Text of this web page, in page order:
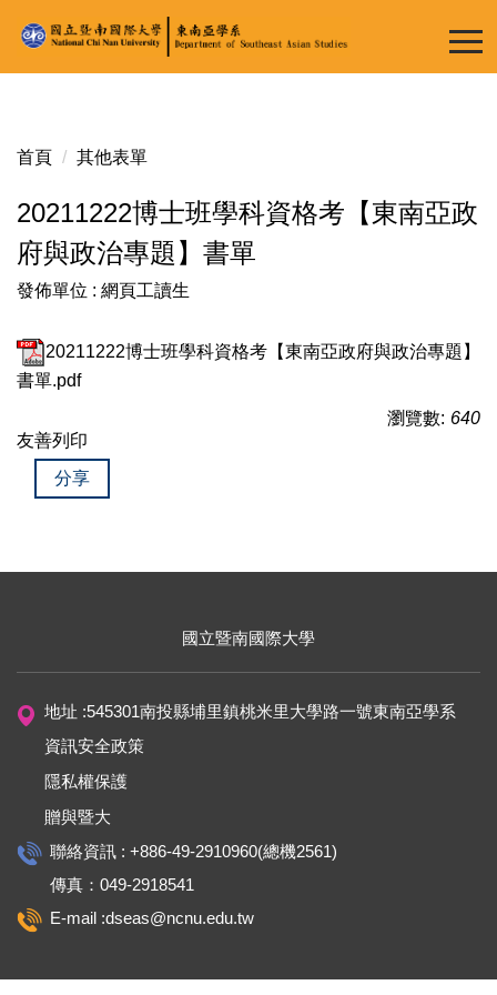
到
主
容
首頁 其他表單
20211222博士班學科資格考【東南亞政
府與政治專題】書單
發佈單位 : 網頁工讀生
20211222博士班學科資格考【東南亞政府與政治專題】
書單.pdf
瀏覽數: 640
友善列印
分享
國立暨南國際大學
地址 :545301南投縣埔里鎮桃米里大學路一號東南亞學系
資訊安全政策
隱私權保護
贈與暨大
聯絡資訊 : +886-49-2910960(總機2561)
傳真：049-2918541
E-mail :dseas@ncnu.edu.tw